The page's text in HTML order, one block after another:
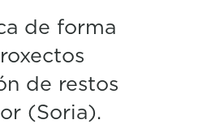
de forma
de restos
(Soria).